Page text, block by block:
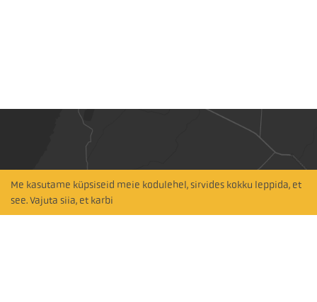
Hitta närmaste
återförsäljare
Me kasutame küpsiseid meie kodulehel, sirvides kokku leppida, et
see. Vajuta siia, et karbi